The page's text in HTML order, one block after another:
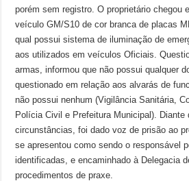
porém sem registro. O proprietário chegou
veículo GM/S10 de cor branca de placas
qual possui sistema de iluminação de
aos utilizados em veículos Oficiais.
armas, informou que não possui qualquer
questionado em relação aos alvarás de
não possui nenhum (Vigilância Sanitária,
Polícia Civil e Prefeitura Municipal). Diante
circunstâncias, foi dado voz de prisão ao
se apresentou como sendo o responsável
identificadas, e encaminhado à Delegacia
procedimentos de praxe.